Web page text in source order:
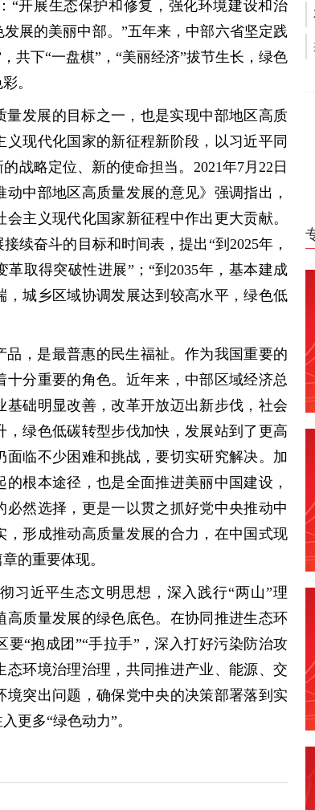
“开展生态保护和修复，强化环境建设和治
展的美丽中部。”五年来，中部六省坚定践
共下“一盘棋”，“美丽经济”拔节生长，绿色
。
发展的目标之一，也是实现中部地区高质
现代化国家的新征程新阶段，以习近平同
战略定位、新的使命担当。2021年7月22日
中部地区高质量发展的意见》强调指出，
主义现代化国家新征程中作出更大贡献。
续奋斗的目标和时间表，提出“到2025年，
取得突破性进展”；“到2035年，基本建成
城乡区域协调发展达到较高水平，绿色低
品，是最普惠的民生福祉。作为我国重要的
十分重要的角色。近年来，中部区域经济总
础明显改善，改革开放迈出新步伐，社会
绿色低碳转型步伐加快，发展站到了更高
临不少困难和挑战，要切实研究解决。加
根本途径，也是全面推进美丽中国建设，
然选择，更是一以贯之抓好党中央推动中
形成推动高质量发展的合力，在中国式现
的重要体现。
习近平生态文明思想，深入践行“两山”理
质量发展的绿色底色。在协同推进生态环
“抱成团”“手拉手”，深入打好污染防治攻
环境治理治理，共同推进产业、能源、交
突出问题，确保党中央的决策部署落到实
更多“绿色动力”。